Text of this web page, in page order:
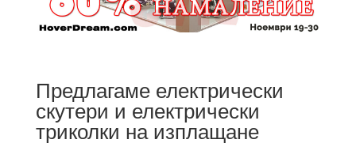
Предлагаме електрически
скутери и електрически
триколки на изплащане